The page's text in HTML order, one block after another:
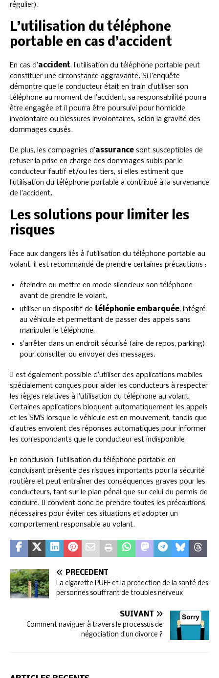
régulier).
L’utilisation du téléphone
portable en cas d’accident
En cas d’accident, l’utilisation du téléphone portable peut
constituer une circonstance aggravante. Si l’enquête
démontre que le conducteur était en train d’utiliser son
téléphone au moment de l’accident, sa responsabilité pourra
être engagée et il pourra être poursuivi pour homicide
involontaire ou blessures involontaires, selon la gravité des
dommages causés.
De plus, les compagnies d’assurance sont susceptibles de
refuser la prise en charge des dommages subis par le
conducteur fautif et/ou les tiers, si elles estiment que
l’utilisation du téléphone portable a contribué à la survenance
de l’accident.
Les solutions pour limiter les
risques
Face aux dangers liés à l’utilisation du téléphone portable au
volant, il est recommandé de prendre certaines précautions :
éteindre ou mettre en mode silencieux son téléphone
avant de prendre le volant,
utiliser un dispositif de téléphonie embarquée, intégré
au véhicule et permettant de passer des appels sans
manipuler le téléphone,
s’arrêter dans un endroit sécurisé (aire de repos, parking)
pour consulter ou envoyer des messages.
Il est également possible d’utiliser des applications mobiles
spécialement conçues pour aider les conducteurs à respecter
les règles relatives à l’utilisation du téléphone au volant.
Certaines applications bloquent automatiquement les appels
et les SMS lorsque le véhicule est en mouvement, tandis que
d’autres envoient des réponses automatiques pour informer
les correspondants que le conducteur est indisponible.
En conclusion, l’utilisation du téléphone portable en
conduisant présente des risques importants pour la sécurité
routière et peut entraîner des conséquences graves pour les
conducteurs, tant sur le plan pénal que sur celui du permis de
conduire. Il convient donc de prendre toutes les précautions
nécessaires pour éviter ces situations et adopter un
comportement responsable au volant.
PRÉCÉDENT
La cigarette PUFF et la protection de la santé des
personnes souffrant de troubles nerveux
SUIVANT
Comment naviguer à travers le processus de
négociation d’un divorce ?